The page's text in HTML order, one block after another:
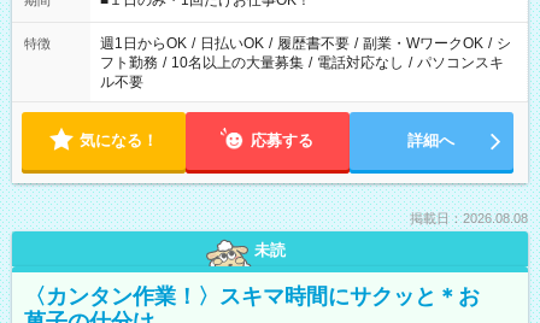
ください！
特徴 週1日からOK / 日払いOK / 履歴書不要 / 副業・WワークOK / シ
フト勤務 / 10名以上の大量募集 / 電話対応なし / パソコンスキ
ル不要
気になる！ 応募する 詳細へ
掲載日：2026.08.08
未読
〈カンタン作業！〉スキマ時間にサクッと＊お